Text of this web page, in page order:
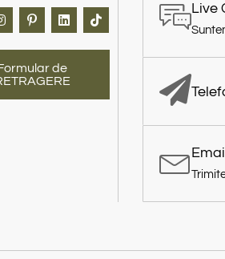
de
Live
Email